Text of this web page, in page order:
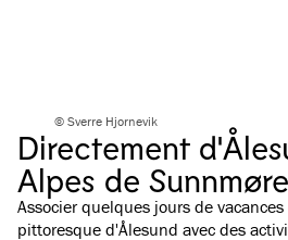
© Sverre Hjornevik
Directement
Alpes de Sunnmøre
Associer quelques jours de
pittoresque d'Ålesund avec des